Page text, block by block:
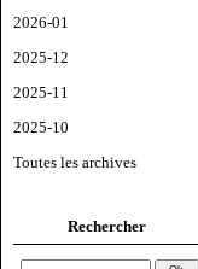
2026-01
2025-12
2025-11
2025-10
Toutes les archives
Rechercher